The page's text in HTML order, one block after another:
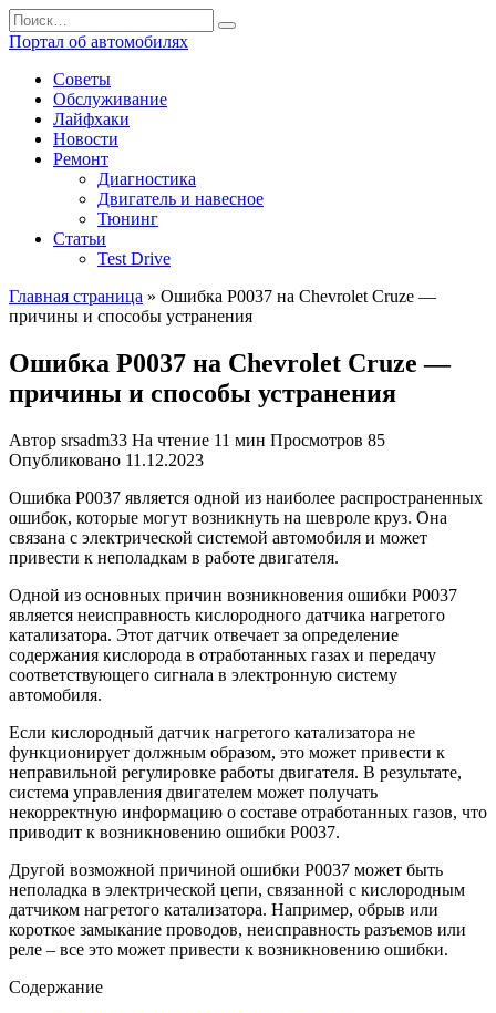
Перейти
к
содержанию
Search
for:
Портал об автомобилях
Советы
Обслуживание
Лайфхаки
Новости
Ремонт
Диагностика
Двигатель и навесное
Тюнинг
Статьи
Test Drive
Главная страница » Ошибка P0037 на Chevrolet Cruze —
причины и способы устранения
Ошибка P0037 на Chevrolet Cruze —
причины и способы устранения
Автор srsadm33 На чтение 11 мин Просмотров 85
Опубликовано 11.12.2023
Ошибка P0037 является одной из наиболее распространенных
ошибок, которые могут возникнуть на шевроле круз. Она
связана с электрической системой автомобиля и может
привести к неполадкам в работе двигателя.
Одной из основных причин возникновения ошибки P0037
является неисправность кислородного датчика нагретого
катализатора. Этот датчик отвечает за определение
содержания кислорода в отработанных газах и передачу
соответствующего сигнала в электронную систему
автомобиля.
Если кислородный датчик нагретого катализатора не
функционирует должным образом, это может привести к
неправильной регулировке работы двигателя. В результате,
система управления двигателем может получать
некорректную информацию о составе отработанных газов, что
приводит к возникновению ошибки P0037.
Другой возможной причиной ошибки P0037 может быть
неполадка в электрической цепи, связанной с кислородным
датчиком нагретого катализатора. Например, обрыв или
короткое замыкание проводов, неисправность разъемов или
реле – все это может привести к возникновению ошибки.
Содержание